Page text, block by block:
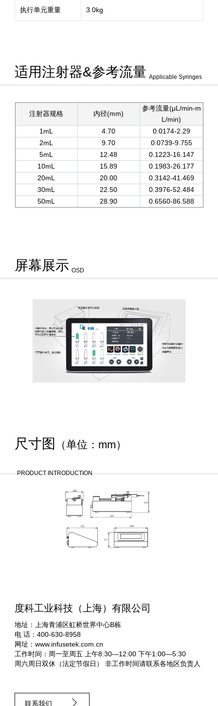
执行单元重量 3.0kg
适用注射器&参考流量 Applicable Syringes
注射器规格 内径(mm)
参考流量(μL/min-m
L/min)
1mL
4.70
0.0174-2.29
2mL
9.70
0.0739-9.755
5mL
12.48
0.1223-16.147
10mL
15.89
0.1983-26.177
20mL
20.00
0.3142-41.469
30mL
22.50
0.3976-52.484
50mL
28.90 0.6560-86.588
屏幕展示 OSD
尺寸图 （单位：mm）
PRODUCT INTRODUCTION
度科工业科技（上海）有限公司
地址：上海青浦区虹桥世界中心B栋
电 话：400-630-8958
网址：www.infusetek.com.cn
工作时间：周一至周五 上午8:30—12:00 下午1:00—5:30
周六周日双休（法定节假日） 非工作时间请联系各地区负责人
联系我们